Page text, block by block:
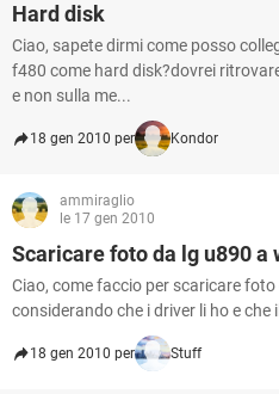
Hard disk
Ciao, sapete dirmi come posso
f480 come hard disk?dovrei
e non sulla me...
18 gen 2010 per Kondor
ammiraglio
le 17 gen 2010
Scaricare foto da lg u890 a
Ciao, come faccio per scaricare
considerando che i driver li ho e
18 gen 2010 per Stuff